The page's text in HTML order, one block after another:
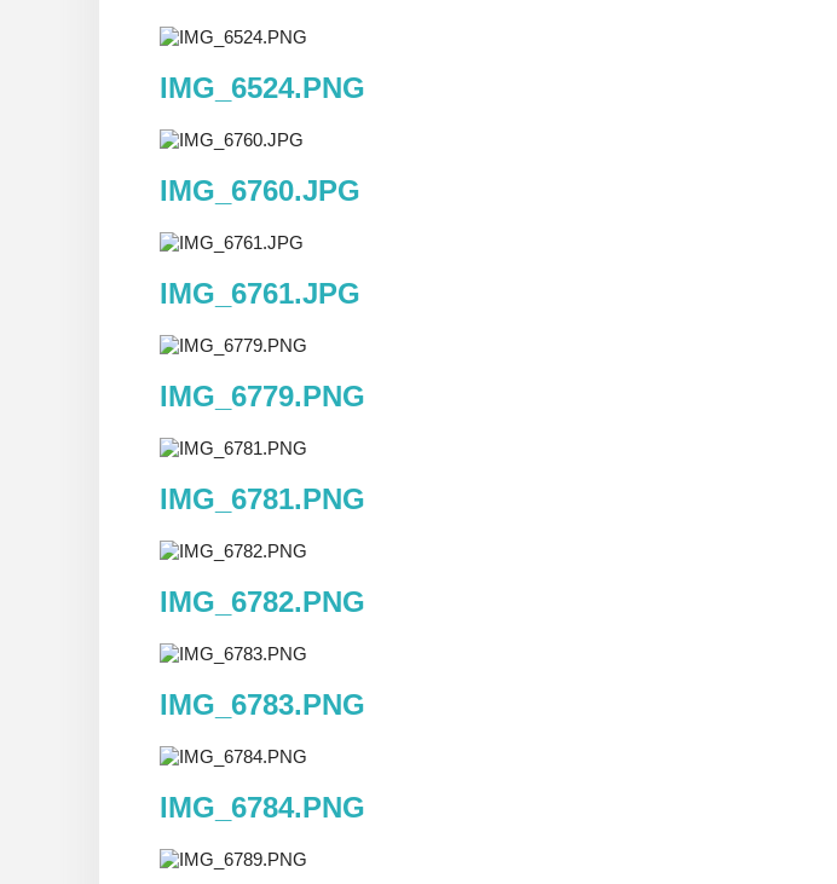
IMG_6524.PNG
IMG_6760.JPG
IMG_6761.JPG
IMG_6779.PNG
IMG_6781.PNG
IMG_6782.PNG
IMG_6783.PNG
IMG_6784.PNG